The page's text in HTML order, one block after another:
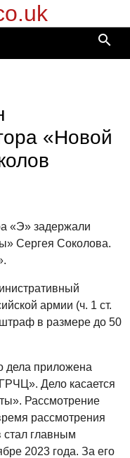
search
«Новой
«Э» задержали
Сергея Соколова.
армии (ч. 1 ст.
в размере до 50
дела приложена
Дело касается
Рассмотрение
рассмотрения
стал главным
2023 года. За его